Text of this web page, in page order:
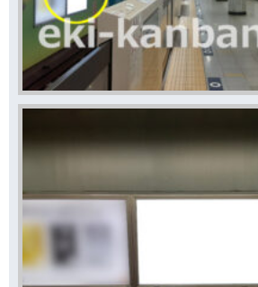
てもらえます。
溜池山王駅の利用者を対象とした企業
ス周知、施設・店舗案内などにお役立
駅看板は6ヶ月や12ヶ月の広告スパン
で、月額の広告コストが他の駅広告と
駅看板は駅構内で長期的に（また継続
考えのお客様にオススメしている広告
東京メトロ 溜池山王駅の駅看板の利
お問い合わせください。この看板はも
もいい広告看板が空いていれば合わせ
す。